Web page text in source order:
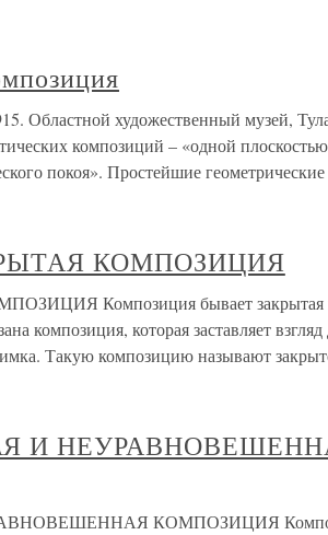
Областной художественный музей,
композиций – «одной
покоя». Простейшие
КОМПОЗИЦИЯ
Композиция бывает закрытая
композиция, которая заставляет взгляд
Такую композицию называют
И
КОМПОЗИЦИЯ